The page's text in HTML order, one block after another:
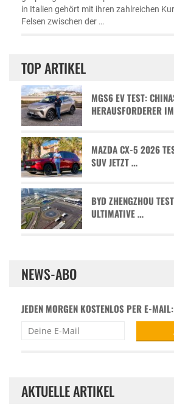
in Italien gehört mit ihren zahlreichen
Felsen zwischen der …
TOP ARTIKEL
MGS6 EV TEST:
HERAUSFORDERER
MAZDA CX-5 2026
SUV JETZT …
BYD ZHENGZHOU
ULTIMATIVE …
NEWS-ABO
JEDEN MORGEN KOSTENLOS PER E-MAIL:
AKTUELLE ARTIKEL